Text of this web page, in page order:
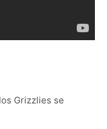
Grizzlies se